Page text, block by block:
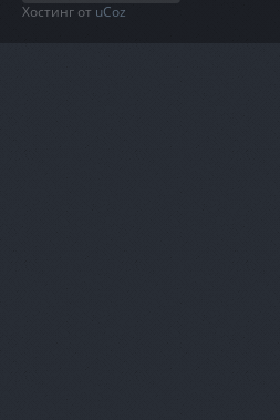
Хостинг от uCoz